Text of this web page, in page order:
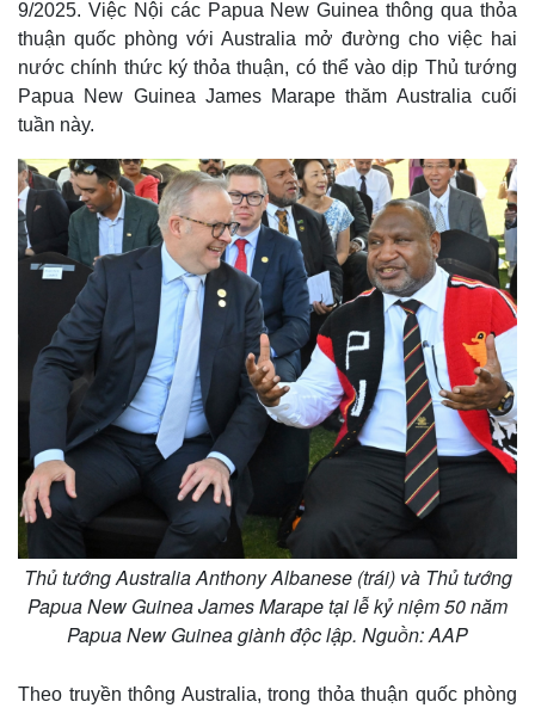
1
5
i
n
g
T
m
9/2025. Việc Nội các Papua New Guinea thông qua thỏa
thuận quốc phòng với Australia mở đường cho việc hai
nước chính thức ký thỏa thuận, có thể vào dịp Thủ tướng
Papua New Guinea James Marape thăm Australia cuối
tuần này.
Thủ tướng Australia Anthony Albanese (trái) và Thủ tướng
Papua New Guinea James Marape tại lễ kỷ niệm 50 năm
Papua New Guinea giành độc lập. Nguồn: AAP
Theo truyền thông Australia, trong thỏa thuận quốc phòng